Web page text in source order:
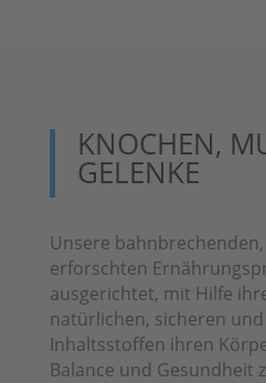
KNOCHEN,
GELENKE
Unsere
erforschten
ausgerichtet, mit Hilfe
natürlichen, sicheren
Inhaltsstoffen ihren
Balance und Gesundheit